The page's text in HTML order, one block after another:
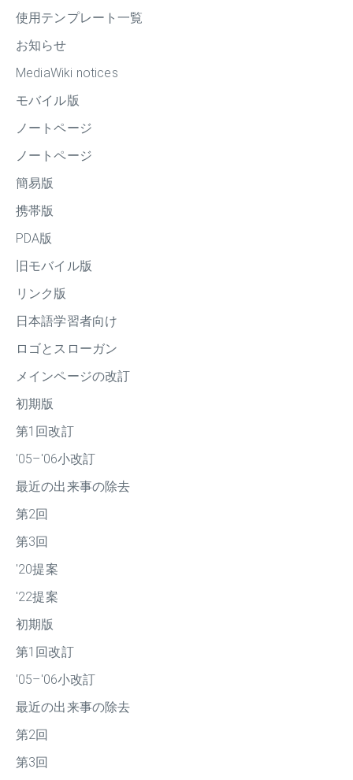
使用テンプレート一覧
お知らせ
MediaWiki notices
モバイル版
ノートページ
ノートページ
簡易版
携帯版
PDA版
旧モバイル版
リンク版
日本語学習者向け
ロゴとスローガン
メインページの改訂
初期版
第1回改訂
'05–'06小改訂
最近の出来事の除去
第2回
第3回
'20提案
'22提案
初期版
第1回改訂
'05–'06小改訂
最近の出来事の除去
第2回
第3回